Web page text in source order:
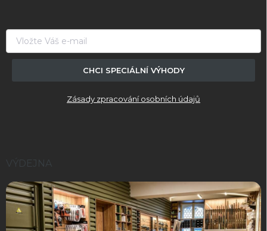
CHCI SPECIÁLNÍ VÝHODY
Zásady zpracování osobních údajů
VÝDEJNA